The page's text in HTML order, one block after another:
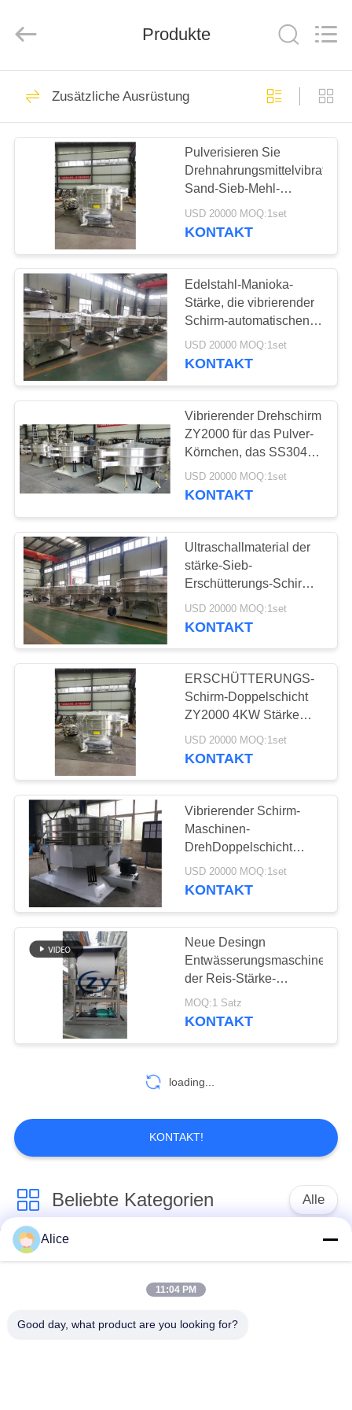
HAUS
PRODUKTE
ÜBER
FABRIK-
AUSFLUG
QUALITÄTSKONTROLLE
TRETEN
SIE
MIT
UNS
VERBINDUNG
NACHRICHTEN
FORDERN
SIE EIN
ZITAT
SITEMAP
PRIVACY
POLICY
Machinery
Co.,ltd.
Reserved.
Manioka-Stärke-
Werkzeugmaschine
421
Tapioka-Stärke-
Maschine
64
Kartoffelstärke-
Maschine
104
Manioka-Mehl-
Werkzeugmaschine
60
Kreiselpumpe und
Getriebe
Automatisches
Durchflussmesser
11
Kartoffelmehl, das
Maschinerie
verarbeitet
Maisstärke-
Maschine
25
Produkte
Zusätzliche Ausrüstung
Pulverisieren Sie
Sand-Sieb-Mehl-
Schwingungs-Filter
Machine
USD 20000 MOQ:1set
KONTAKT
Edelstahl-Manioka-
Stärke, die vibrierender
Schirm-automatischen
Drehfilter 80mesh siebt
USD 20000 MOQ:1set
KONTAKT
Vibrierender Drehschirm
ZY2000 für das Pulver-
Körnchen, das SS304
siebt
USD 20000 MOQ:1set
KONTAKT
Ultraschallmaterial der
stärke-Sieb-
Erschütterungs-Schirm-
Doppelschicht-80mesh
SS304
USD 20000 MOQ:1set
KONTAKT
ERSCHÜTTERUNGS-
Schirm-Doppelschicht
ZY2000 4KW Stärke
SS304 Sieveing
Ultraschall
USD 20000 MOQ:1set
KONTAKT
Vibrierender Schirm-
Maschinen-
DrehDoppelschicht
80mesh automatischer
Filter-Cassava Starch
USD 20000 MOQ:1set
KONTAKT
Neue Desingn
Entwässerungsmaschinerie
der Reis-Stärke-
Entwässerungsausrüstungs-
SUS304
MOQ:1 Satz
KONTAKT
loading...
KONTAKT!
Beliebte Kategorien Alle
Manioka-Stärke-
Kartoffelstärke-
Manioka-Mehl-
Alice
11:04 PM
Good day, what product are you looking for?